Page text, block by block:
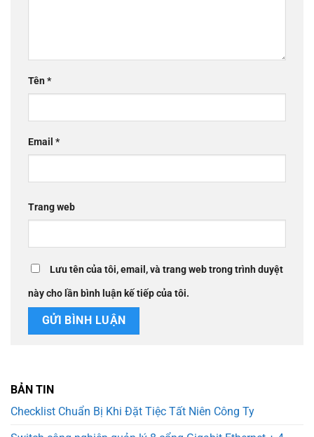
Tên*
Email *
Trang web
Lưu tên của tôi, email, và trang web trong trình duyệt
này cho lần bình luận kế tiếp của tôi.
BẢN TIN
Checklist Chuẩn Bị Khi Đặt Tiệc Tất Niên Công Ty